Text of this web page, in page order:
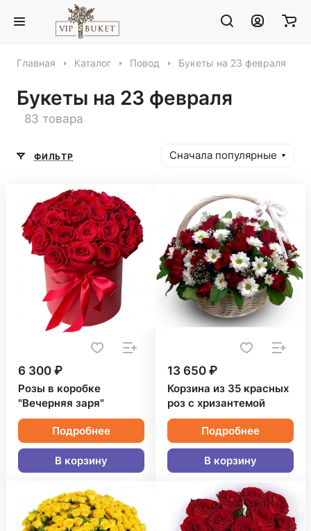
Главная Каталог Повод Букеты на 23 февраля
Букеты на 23 февраля
83 товара
ФИЛЬТР Сначала популярные
6 300 ₽
Розы в коробке
"Вечерняя заря"
Подробнее
В корзину
13 650 ₽
Корзина из 35 красных
роз с хризантемой
Подробнее
В корзину